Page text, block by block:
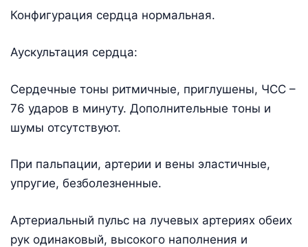
Конфигурация сердца нормальная.
Аускультация сердца:
Сердечные тоны ритмичные, приглушены, ЧСС –
76 ударов в минуту. Дополнительные тоны и
шумы отсутствуют.
При пальпации, артерии и вены эластичные,
упругие, безболезненные.
Артериальный пульс на лучевых артериях обеих
рук одинаковый, высокого наполнения и